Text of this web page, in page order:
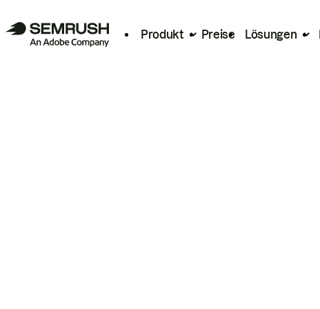
Produkt Preise Lösungen